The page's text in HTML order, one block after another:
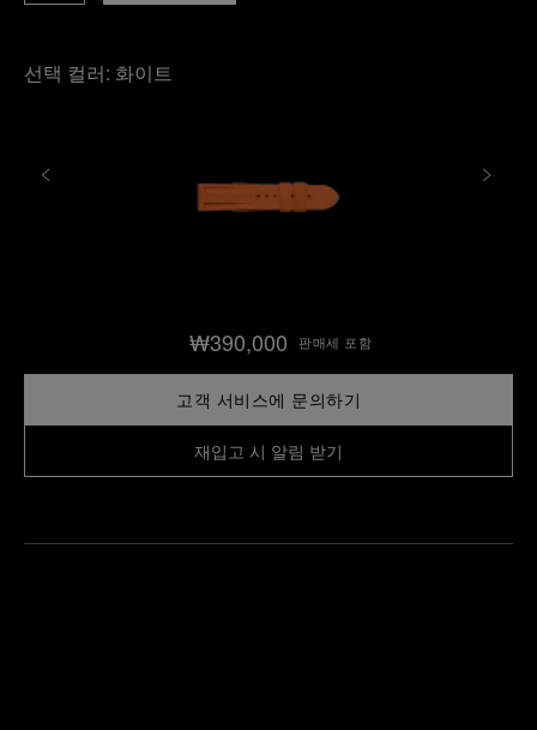
선택 컬러: 화이트
₩390,000 판매세 포함
고객 서비스에 문의하기
재입고 시 알림 받기